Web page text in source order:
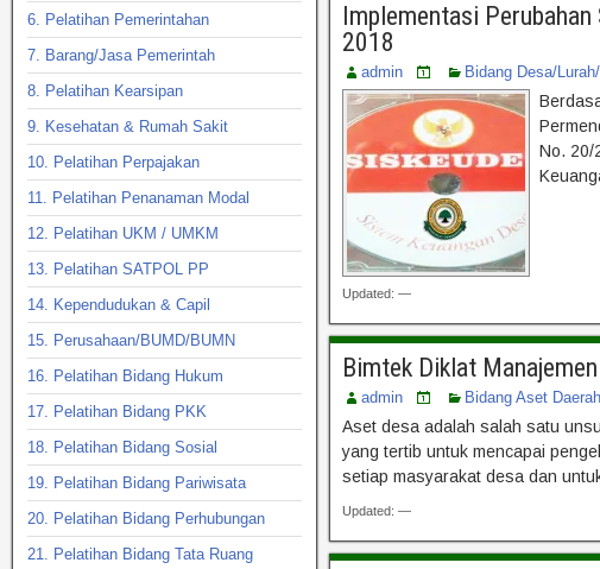
Implementasi
2018
admin Bidang Desa/
No. 20/
Updated: —
Bimtek Diklat
admin Bidang Aset Daerah
Aset desa adalah salah satu
yang tertib untuk mencapai
setiap masyarakat desa dan
Updated: —
6. Pelatihan Pemerintahan
7. Barang/Jasa Pemerintah
8. Pelatihan Kearsipan
9. Kesehatan & Rumah Sakit
10. Pelatihan Perpajakan
11. Pelatihan Penanaman Modal
12. Pelatihan UKM / UMKM
13. Pelatihan SATPOL PP
14. Kependudukan & Capil
15. Perusahaan/BUMD/BUMN
16. Pelatihan Bidang Hukum
17. Pelatihan Bidang PKK
18. Pelatihan Bidang Sosial
19. Pelatihan Bidang Pariwisata
20. Pelatihan Bidang Perhubungan
21. Pelatihan Bidang Tata Ruang